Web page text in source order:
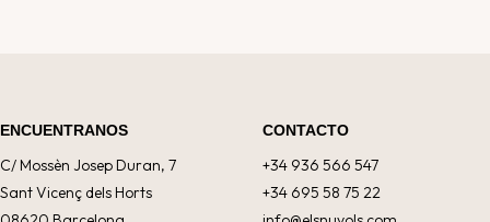
ENCUENTRANOS
C/ Mossèn Josep Duran, 7
Sant Vicenç dels Horts
CONTACTO
+34 936 566 547
+34 695 58 75 22